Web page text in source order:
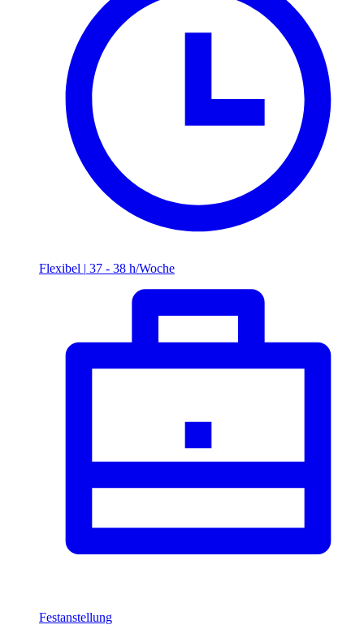
Flexibel | 37 - 38 h/Woche
Festanstellung